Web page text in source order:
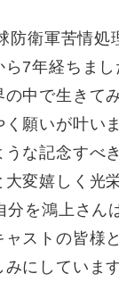
防衛軍苦情処
ら7年経ちま
中で生きて
願いが叶い
うな記念すべ
変嬉しく光
分を鴻上さん
ストの皆様
にしています